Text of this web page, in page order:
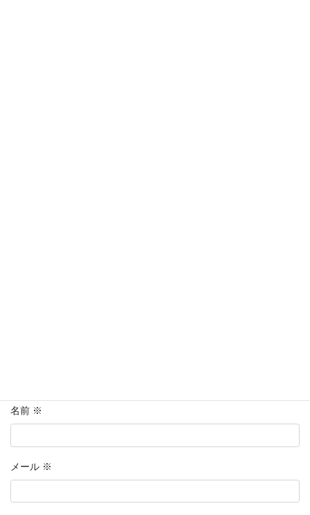
名前 ※
メール ※